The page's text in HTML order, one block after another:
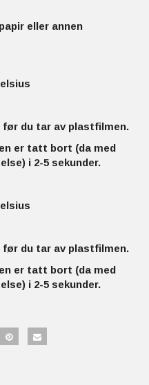
eller annen
du tar av plastfilmen.
er tatt bort (da med
i 2-5 sekunder.
du tar av plastfilmen.
er tatt bort (da med
i 2-5 sekunder.